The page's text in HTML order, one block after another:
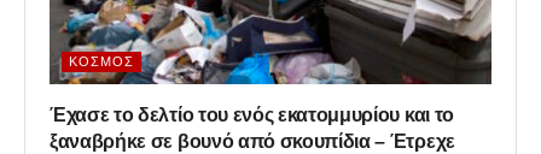
ΚΌΣΜΟΣ
Έχασε το δελτίο του ενός εκατομμυρίου και το
ξαναβρήκε σε βουνό από σκουπίδια – Έτρεχε